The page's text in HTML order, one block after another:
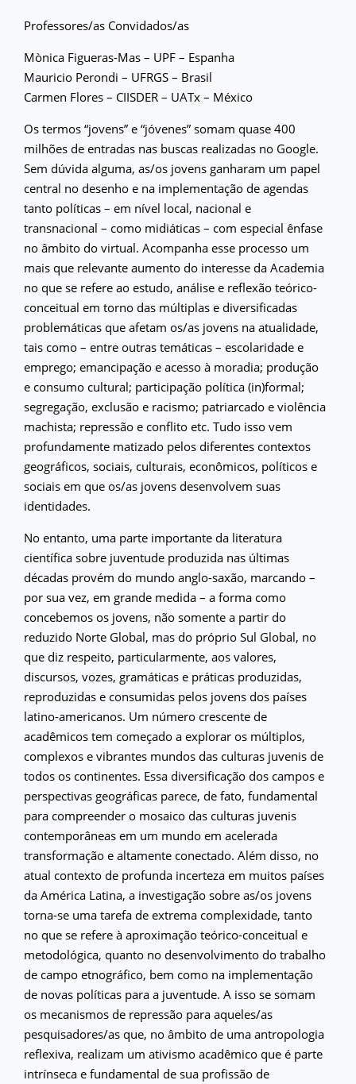
Professores/as Convidados/as
Mònica Figueras-Mas – UPF – Espanha
Mauricio Perondi – UFRGS – Brasil
Carmen Flores – CIISDER – UATx – México
Os termos “jovens” e “jóvenes” somam quase 400
milhões de entradas nas buscas realizadas no Google.
Sem dúvida alguma, as/os jovens ganharam um papel
central no desenho e na implementação de agendas
tanto políticas – em nível local, nacional e
transnacional – como midiáticas – com especial ênfase
no âmbito do virtual. Acompanha esse processo um
mais que relevante aumento do interesse da Academia
no que se refere ao estudo, análise e reflexão teórico-
conceitual em torno das múltiplas e diversificadas
problemáticas que afetam os/as jovens na atualidade,
tais como – entre outras temáticas – escolaridade e
emprego; emancipação e acesso à moradia; produção
e consumo cultural; participação política (in)formal;
segregação, exclusão e racismo; patriarcado e violência
machista; repressão e conflito etc. Tudo isso vem
profundamente matizado pelos diferentes contextos
geográficos, sociais, culturais, econômicos, políticos e
sociais em que os/as jovens desenvolvem suas
identidades.
No entanto, uma parte importante da literatura
científica sobre juventude produzida nas últimas
décadas provém do mundo anglo-saxão, marcando –
por sua vez, em grande medida – a forma como
concebemos os jovens, não somente a partir do
reduzido Norte Global, mas do próprio Sul Global, no
que diz respeito, particularmente, aos valores,
discursos, vozes, gramáticas e práticas produzidas,
reproduzidas e consumidas pelos jovens dos países
latino-americanos. Um número crescente de
acadêmicos tem começado a explorar os múltiplos,
complexos e vibrantes mundos das culturas juvenis de
todos os continentes. Essa diversificação dos campos e
perspectivas geográficas parece, de fato, fundamental
para compreender o mosaico das culturas juvenis
contemporâneas em um mundo em acelerada
transformação e altamente conectado. Além disso, no
atual contexto de profunda incerteza em muitos países
da América Latina, a investigação sobre as/os jovens
torna-se uma tarefa de extrema complexidade, tanto
no que se refere à aproximação teórico-conceitual e
metodológica, quanto no desenvolvimento do trabalho
de campo etnográfico, bem como na implementação
de novas políticas para a juventude. A isso se somam
os mecanismos de repressão para aqueles/as
pesquisadores/as que, no âmbito de uma antropologia
reflexiva, realizam um ativismo acadêmico que é parte
intrínseca e fundamental de sua profissão de